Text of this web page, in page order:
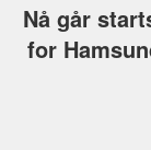
Nå går
for